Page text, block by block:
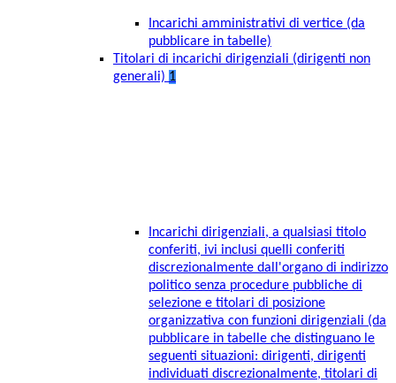
Incarichi amministrativi di vertice (da
pubblicare in tabelle)
Titolari di incarichi dirigenziali (dirigenti non
generali) 1
Incarichi dirigenziali, a qualsiasi titolo
conferiti, ivi inclusi quelli conferiti
discrezionalmente dall'organo di indirizzo
politico senza procedure pubbliche di
selezione e titolari di posizione
organizzativa con funzioni dirigenziali (da
pubblicare in tabelle che distinguano le
seguenti situazioni: dirigenti, dirigenti
individuati discrezionalmente, titolari di